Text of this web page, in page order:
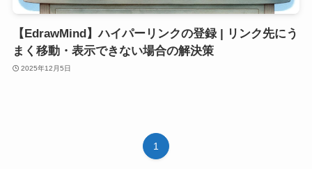
【EdrawMind】ハイパーリンクの登録 | リンク先にう
まく移動・表示できない場合の解決策
2025年12月5日
1